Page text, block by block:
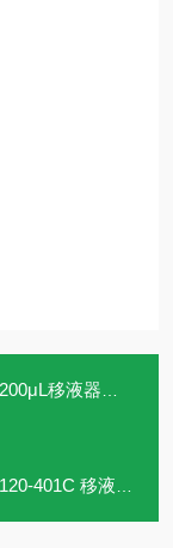
吸头120-204CS
移液器吸头200μL